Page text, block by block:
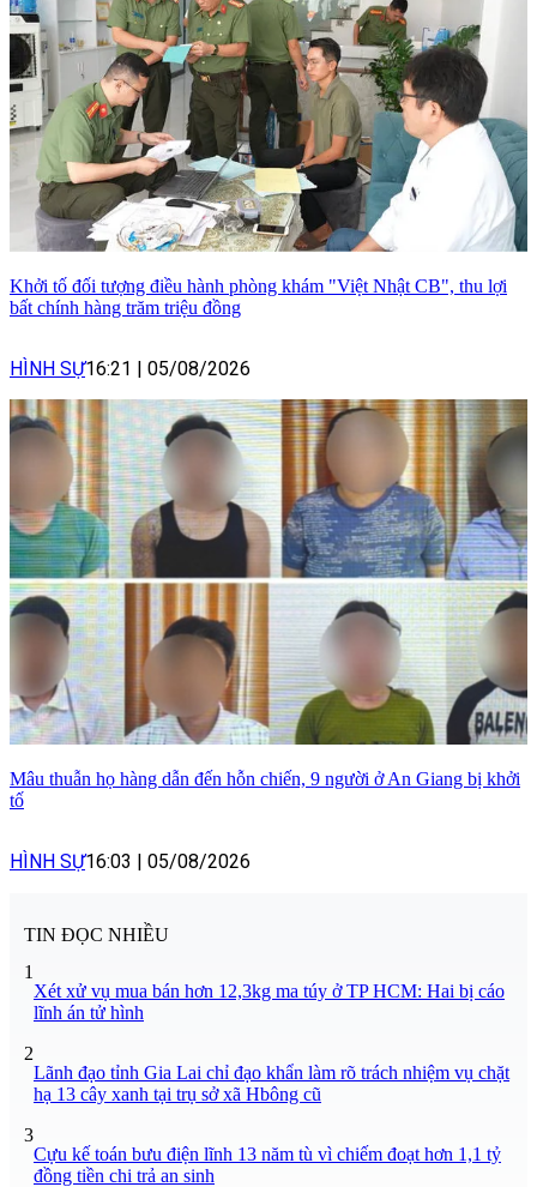
Khởi tố đối tượng điều hành phòng khám "Việt Nhật CB", thu lợi
bất chính hàng trăm triệu đồng
HÌNH SỰ16:21 05/08/2026
Mâu thuẫn họ hàng dẫn đến hỗn chiến, 9 người ở An Giang bị khởi
tố
HÌNH SỰ16:03 05/08/2026
TIN ĐỌC NHIỀU
1
Xét xử vụ mua bán hơn 12,3kg ma túy ở TP HCM: Hai bị cáo
lĩnh án tử hình
2
Lãnh đạo tỉnh Gia Lai chỉ đạo khẩn làm rõ trách nhiệm vụ chặt
hạ 13 cây xanh tại trụ sở xã Hbông cũ
3
Cựu kế toán bưu điện lĩnh 13 năm tù vì chiếm đoạt hơn 1,1 tỷ
đồng tiền chi trả an sinh